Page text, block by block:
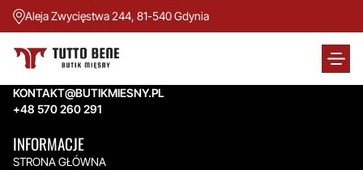
Aleja Zwycięstwa 244, 81-540 Gdynia
TUTTO BENE BUTIK MIĘSNY
Aleja Zwycięstwa 244,
KONTAKT@BUTIKMIESNY.PL
+48 570 260 291
INFORMACJE
STRONA GŁÓWNA